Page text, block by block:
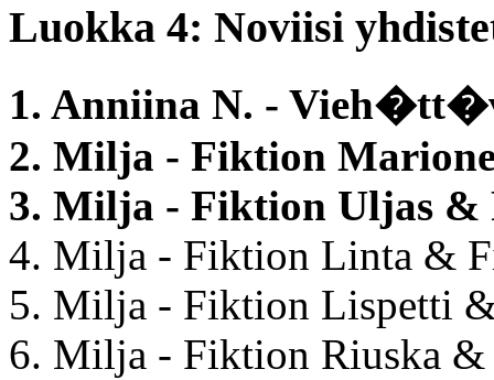
Luokka 4: Noviisi
1. Anniina N. -
2. Milja - Fiktion
3. Milja - Fiktion Uljas
4. Milja - Fiktion Linta &
5. Milja - Fiktion Lispetti
6. Milja - Fiktion Riuska